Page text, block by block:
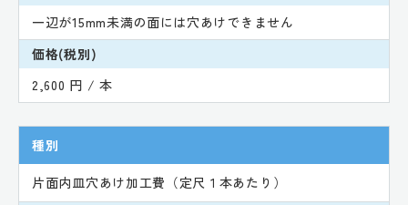
一辺が15mm未満の面には穴あけできません
価格(税別)
2,600 円 / 本
種別
片面内皿穴あけ加工費（定尺１本あたり）